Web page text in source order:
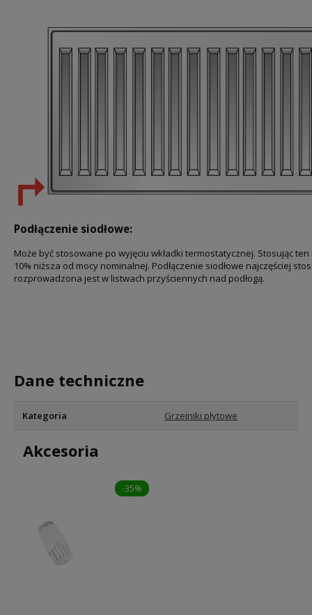
Podłączenie siodłowe:
Może być stosowane po wyjęciu wkładki termostatycznej. Stosując
10% niższa od mocy nominalnej. Podłączenie siodłowe najczęściej
rozprowadzona jest w listwach przyściennych nad podłogą.
Dane techniczne
Kategoria Grzejniki płytowe
Akcesoria
-35%